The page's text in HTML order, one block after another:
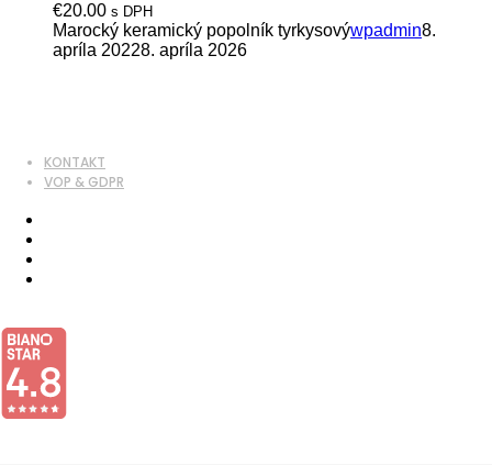
€20.00 s DPH
Marocký keramický popolník tyrkysovýwpadmin8.
apríla 20228. apríla 2026
KONTAKT
VOP & GDPR